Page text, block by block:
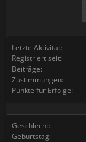
Letzte Aktivität:
Registriert seit:
Beiträge:
Zustimmungen:
Punkte für Erfolge:
Geschlecht:
Geburtstag: